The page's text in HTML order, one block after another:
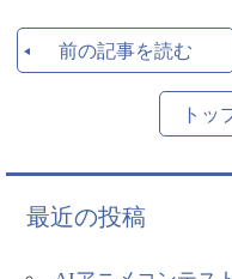
前の記事を読む
トッ
最近の投稿